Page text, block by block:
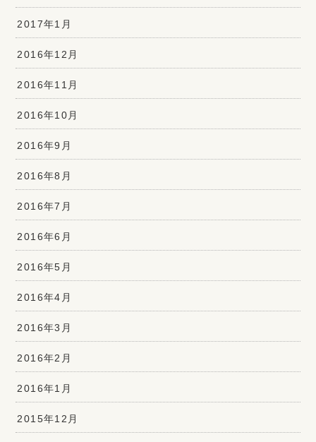
2017年1月
2016年12月
2016年11月
2016年10月
2016年9月
2016年8月
2016年7月
2016年6月
2016年5月
2016年4月
2016年3月
2016年2月
2016年1月
2015年12月